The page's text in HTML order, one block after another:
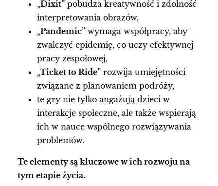
„Dixit” pobudza kreatywność i zdolność
interpretowania obrazów,
„Pandemic” wymaga współpracy, aby
zwalczyć epidemię, co uczy efektywnej
pracy zespołowej,
„Ticket to Ride” rozwija umiejętności
związane z planowaniem podróży,
te gry nie tylko angażują dzieci w
interakcje społeczne, ale także wspierają
ich w nauce wspólnego rozwiązywania
problemów.
Te elementy są kluczowe w ich rozwoju na
tym etapie życia.